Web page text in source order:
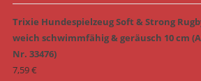
Trixie Hundespielzeug Soft & Strong
weich schwimmfähig & geräusch 10 cm
Nr. 33476)
7,59€